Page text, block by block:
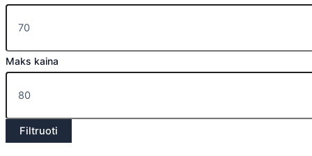
Maks kaina
Filtruoti